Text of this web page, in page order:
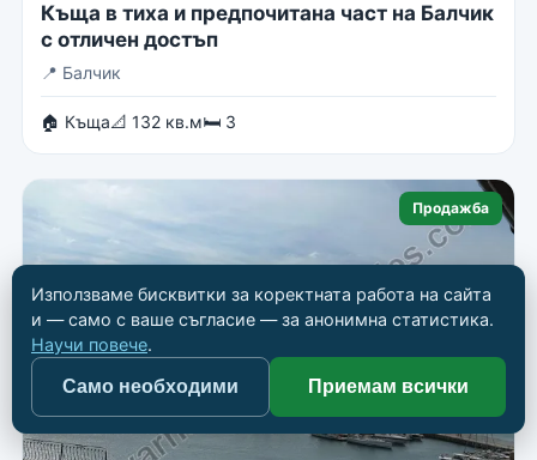
Къща в тиха и предпочитана част на Балчик
с отличен достъп
📍 Балчик
🏠 Къща📐 132 кв.м🛏 3
Продажба
Използваме бисквитки за коректната работа на сайта
и — само с ваше съгласие — за анонимна статистика.
Научи повече.
Само необходими Приемам всички